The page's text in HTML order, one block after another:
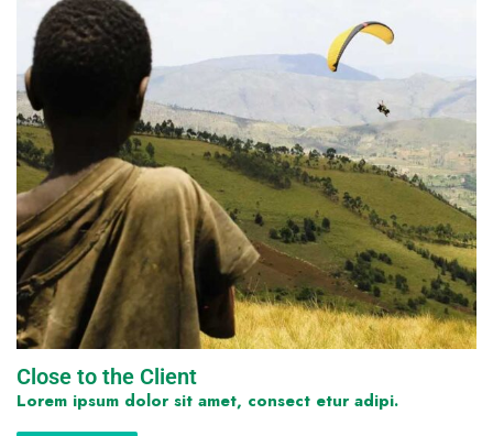
Close to the Client
Lorem ipsum dolor sit amet, consect etur adipi.